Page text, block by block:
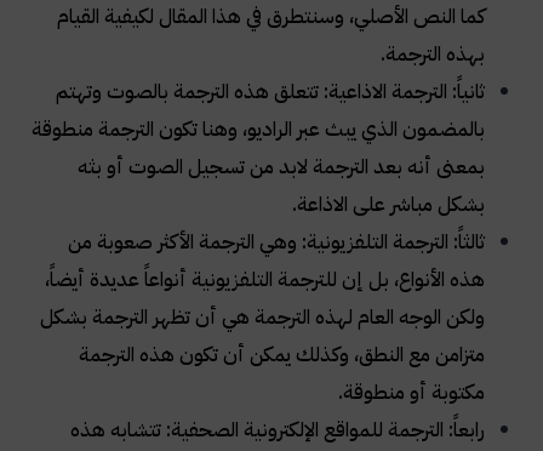
كما النص الأصلي، وسنتطرق في هذا المقال لكيفية القيام
بهذه الترجمة.
ثانياً: الترجمة الاذاعية: تتعلق هذه الترجمة بالصوت وتهتم
بالمضمون الذي يبث عبر الراديو، وهنا تكون الترجمة منطوقة
بمعنى أنه بعد الترجمة لابد من تسجيل الصوت أو بثه
بشكل مباشر على الاذاعة.
ثالثاً: الترجمة التلفزيونية: وهي الترجمة الأكثر صعوبة من
هذه الأنواع، بل إن للترجمة التلفزيونية أنواعاً عديدة أيضاً،
ولكن الوجه العام لهذه الترجمة هي أن تظهر الترجمة بشكل
متزامن مع النطق، وكذلك يمكن أن تكون هذه الترجمة
مكتوبة أو منطوقة.
رابعاً: الترجمة للمواقع الإلكترونية الصحفية: تتشابه هذه